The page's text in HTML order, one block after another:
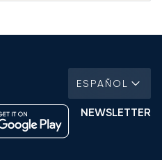
ESPAÑOL
NEWSLETTER